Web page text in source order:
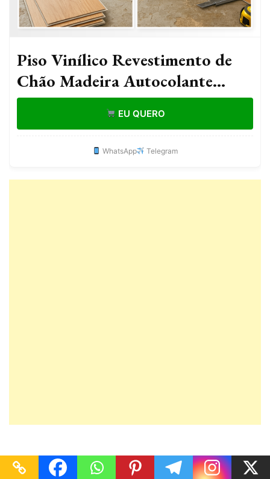
Piso Vinílico Revestimento de
Chão Madeira Autocolante
Lavável até 5m²
EU QUERO
WhatsApp Telegram
beleza cabelo crescimento capilar